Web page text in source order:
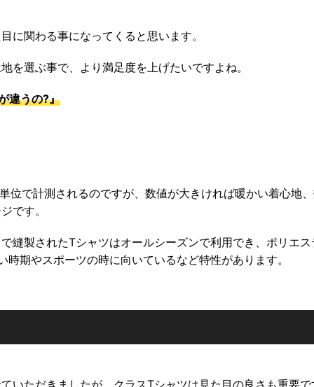
に関わる事になってくると思います。
を選ぶ事で、より満足度を上げたいですよね。
違うの?』
位で計測されるのですが、数値が大きければ暖かい着心地
です。
縫製されたTシャツはオールシーズンで利用でき、ポリエス
期やスポーツの時に向いているなど特性があります。